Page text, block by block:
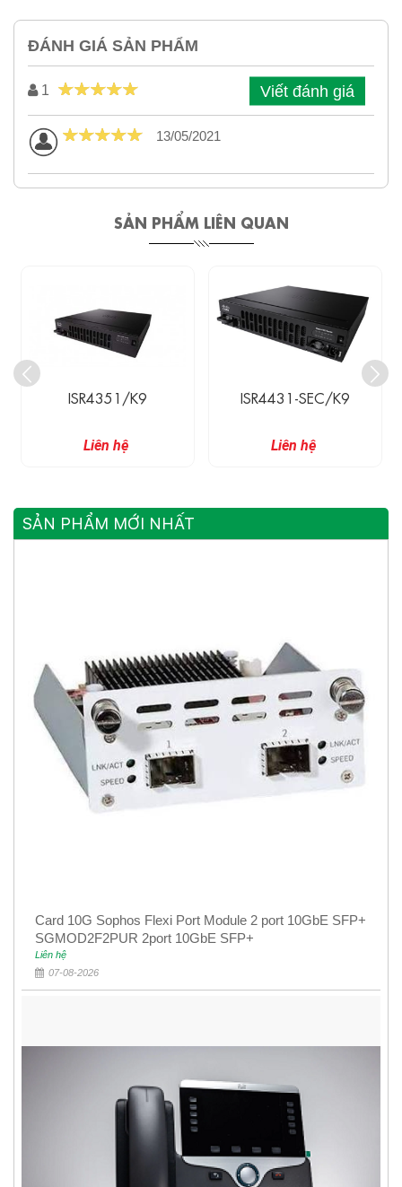
ĐÁNH GIÁ SẢN PHẨM
1 Viết đánh giá
13/05/2021
SẢN PHẨM LIÊN QUAN
ISR4351/K9
Liên hệ
ISR4431-SEC/K9
Liên hệ
SẢN PHẨM MỚI NHẤT
Card 10G Sophos Flexi Port Module 2 port 10GbE SFP+
SGMOD2F2PUR 2port 10GbE SFP+
Liên hệ
07-08-2026